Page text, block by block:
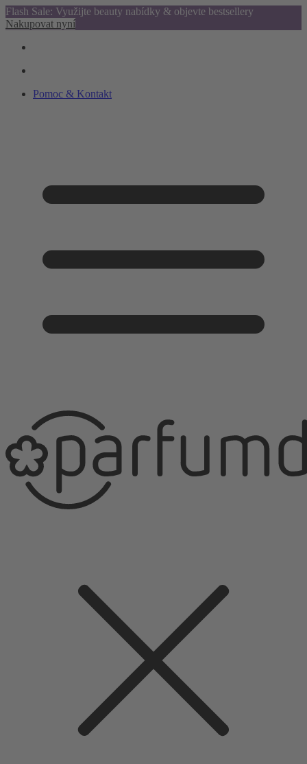
Flash Sale: Využijte beauty nabídky & objevte bestsellery
Nakupovat nyní
Pomoc & Kontakt